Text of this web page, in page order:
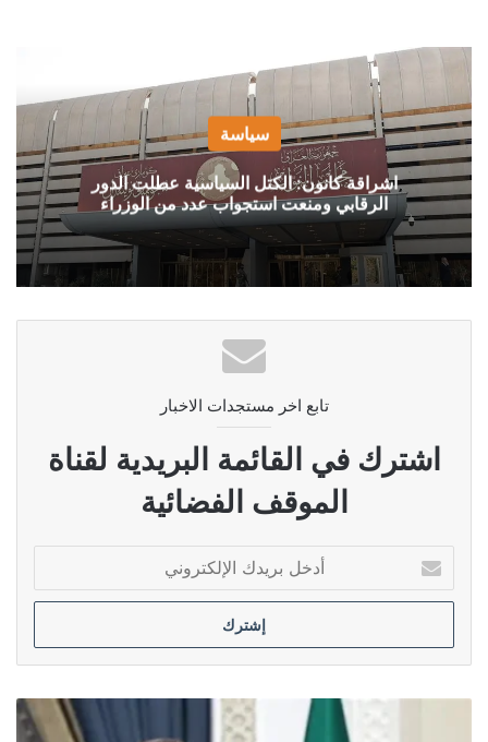
سياسة
اشراقة كانون: الكتل السياسية عطلت الدور
الرقابي ومنعت استجواب عدد من الوزراء
تابع اخر مستجدات الاخبار
اشترك في القائمة البريدية لقناة
الموقف الفضائية
بريدك
الإلكتروني